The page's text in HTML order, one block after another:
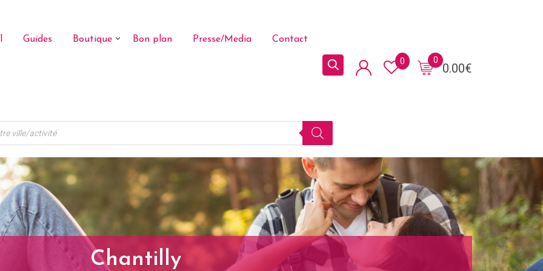
Guides Boutique Bon plan Presse/Media Contact
0.00€
0
0
Chantilly